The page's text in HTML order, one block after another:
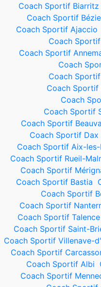
Coach Sportif Biarritz
Coach Sportif
Coach Sportif Ajaccio
Coach
Coach Sportif
Coach
Coach
Coach Sportif
Coach
Coach Sportif
Coach Sportif
Coach Sportif Dax
Coach Sportif Aix-les-
Coach Sportif Rueil-
Coach Sportif
Coach Sportif Bastia
Coach Sportif
Coach Sportif
Coach Sportif Talence
Coach Sportif Saint-
Coach Sportif Villenave-
Coach Sportif
Coach Sportif Albi
Coach Sportif